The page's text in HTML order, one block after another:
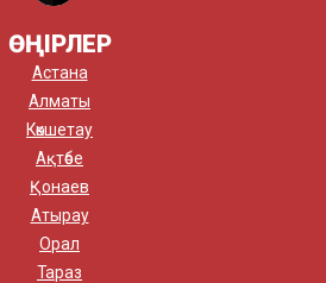
ӨҢІРЛЕР
Астана
Алматы
Көкшетау
Ақтөбе
Қонаев
Атырау
Орал
Тараз